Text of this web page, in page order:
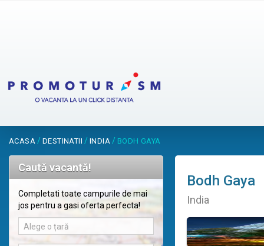
ACASA / DESTINATII / INDIA / BODH GAYA
Caută vacantă!
Completati toate campurile de mai
jos pentru a gasi oferta perfecta!
Alege o țară
Bodh Gaya
India